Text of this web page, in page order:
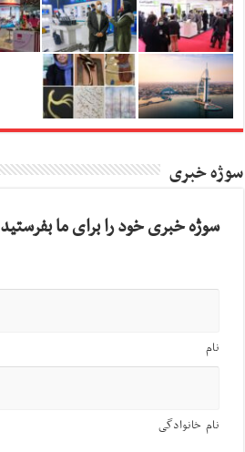
سوژه خبری
سوژه خبری خود را برای ما بفرستید
نام
نام خانوادگی